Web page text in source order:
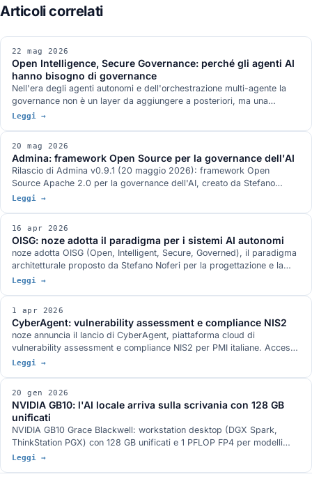
22 mag 2026
Open Intelligence, Secure Governance: perché gli agenti AI
hanno bisogno di governance
Nell'era degli agenti autonomi e dell'orchestrazione multi-agente la
governance non è un layer da aggiungere a posteriori, ma una
proprietà by design. L'apertura Open Source di Admina è la prova
Leggi →
20 mag 2026
Admina: framework Open Source per la governance dell'AI
Rilascio di Admina v0.9.1 (20 maggio 2026): framework Open
Source Apache 2.0 per la governance dell'AI, creato da Stefano
Noferi e sponsorizzato da noze. SDK Python + proxy Rust, 4 domini
Leggi →
16 apr 2026
OISG: noze adotta il paradigma per i sistemi AI autonomi
noze adotta OISG (Open, Intelligent, Secure, Governed), il paradigma
architetturale proposto da Stefano Noferi per la progettazione e la
governance dei sistemi AI autonomi. Quattro pilastri interdipendenti
Leggi →
1 apr 2026
CyberAgent: vulnerability assessment e compliance NIS2
noze annuncia il lancio di CyberAgent, piattaforma cloud di
vulnerability assessment e compliance NIS2 per PMI italiane. Accesso
su invito e su richiesta, poi registrazione verificata.
Leggi →
20 gen 2026
NVIDIA GB10: l'AI locale arriva sulla scrivania con 128 GB
unificati
NVIDIA GB10 Grace Blackwell: workstation desktop (DGX Spark,
ThinkStation PGX) con 128 GB unificati e 1 PFLOP FP4 per modelli
fino a 200B on-premise.
Leggi →